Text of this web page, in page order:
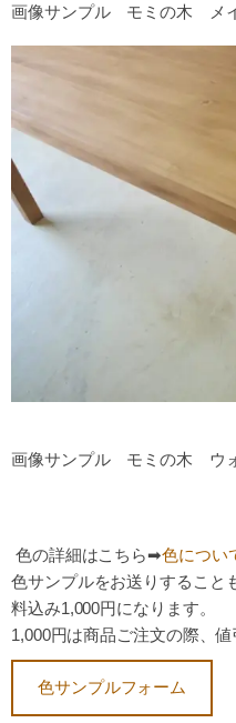
画像サンプル モミの木 メ
画像サンプル モミの木 ウ
色の詳細はこちら➡色につい
色サンプルをお送りすること
料込み1,000円になります。
1,000円は商品ご注文の際、
色サンプルフォーム